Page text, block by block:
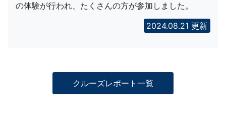
の体験が行われ、たくさんの方が参加しました。
2024.08.21 更新
クルーズレポート一覧